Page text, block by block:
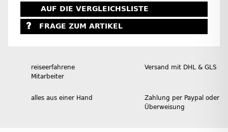
AUF DIE VERGLEICHSLISTE
FRAGE ZUM ARTIKEL
reiseerfahrene
Mitarbeiter
Versand mit DHL & GLS
alles aus einer Hand
Zahlung per Paypal oder
Überweisung